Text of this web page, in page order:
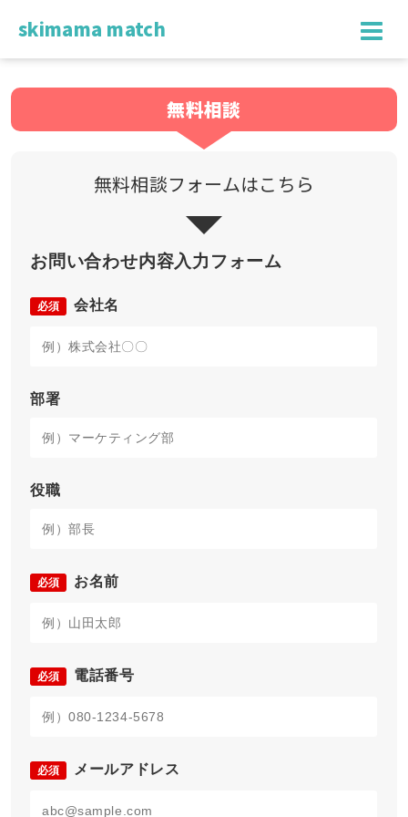
skimama match
無料相談
無料相談フォームはこちら
お問い合わせ内容入力フォーム
必須 会社名
部署
役職
必須 お名前
必須 電話番号
必須 メールアドレス